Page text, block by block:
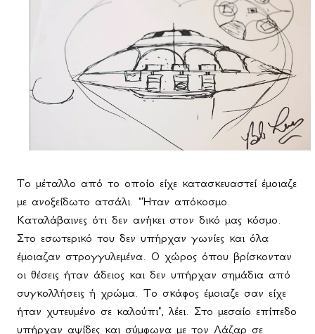
Το μέταλλο από το οποίο είχε κατασκευαστεί έμοιαζε
με ανοξείδωτο ατσάλι. "Ήταν απόκοσμο.
Καταλάβαινες ότι δεν ανήκει στον δικό μας κόσμο.
Στο εσωτερικό του δεν υπήρχαν γωνίες και όλα
έμοιαζαν στρογγυλεμένα. Ο χώρος όπου βρίσκονταν
οι θέσεις ήταν άδειος και δεν υπήρχαν σημάδια από
συγκολλήσεις ή χρώμα. Το σκάφος έμοιαζε σαν είχε
ήταν χυτευμένο σε καλούπι", λέει. Στο μεσαίο επίπεδο
υπήρχαν αψίδες και σύμφωνα με τον Λάζαρ σε